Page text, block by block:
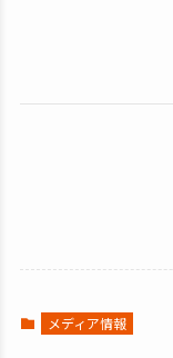
メディア情報